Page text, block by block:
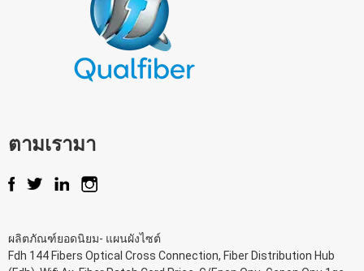
ตามเรามา
ผลิตภัณฑ์ยอดนิยม- แผนผังไซต์
Fdh 144 Fibers Optical Cross Connection, Fiber Distribution Hub